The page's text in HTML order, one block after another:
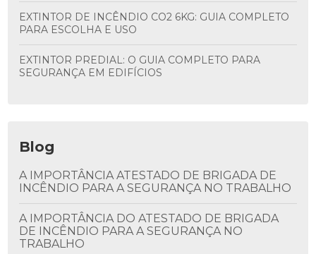
EXTINTOR DE INCÊNDIO CO2 6KG: GUIA COMPLETO
PARA ESCOLHA E USO
EXTINTOR PREDIAL: O GUIA COMPLETO PARA
SEGURANÇA EM EDIFÍCIOS
Blog
A IMPORTÂNCIA ATESTADO DE BRIGADA DE
INCÊNDIO PARA A SEGURANÇA NO TRABALHO
A IMPORTÂNCIA DO ATESTADO DE BRIGADA
DE INCÊNDIO PARA A SEGURANÇA NO
TRABALHO